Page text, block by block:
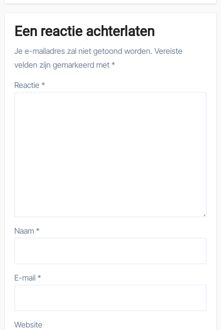
Een reactie achterlaten
Je e-mailadres zal niet getoond worden. Vereiste
velden zijn gemarkeerd met*
Reactie*
Naam*
E-mail*
Website